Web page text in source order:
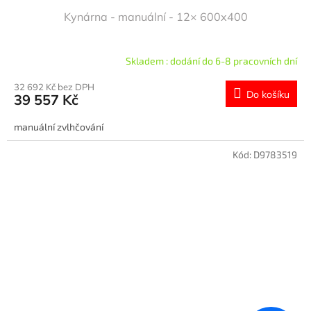
Kynárna - manuální - 12× 600x400
Skladem : dodání do 6-8 pracovních dní
32 692 Kč bez DPH
39 557 Kč Do košíku
manuální zvlhčování
Kód: D9783519